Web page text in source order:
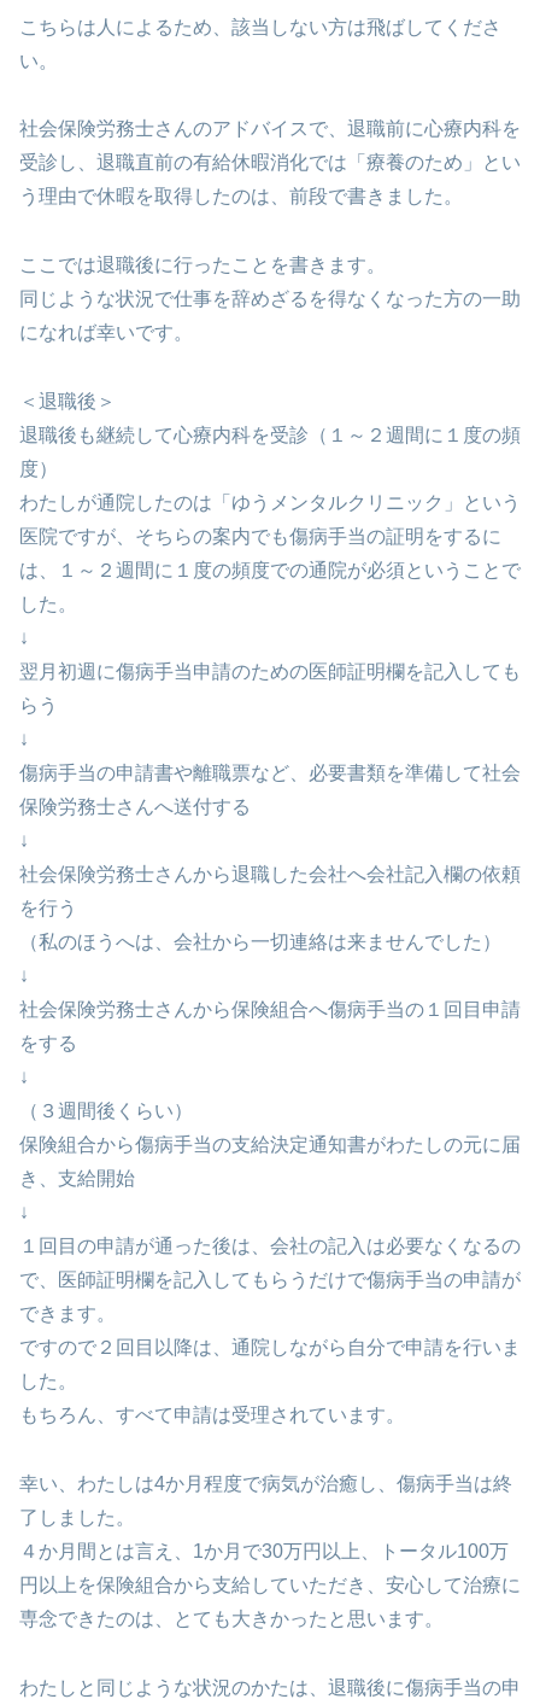
こちらは人によるため、該当しない方は飛ばしてくださ
い。
社会保険労務士さんのアドバイスで、退職前に心療内科を
受診し、退職直前の有給休暇消化では「療養のため」とい
う理由で休暇を取得したのは、前段で書きました。
ここでは退職後に行ったことを書きます。
同じような状況で仕事を辞めざるを得なくなった方の一助
になれば幸いです。
＜退職後＞
退職後も継続して心療内科を受診（１～２週間に１度の頻
度）
わたしが通院したのは「ゆうメンタルクリニック」という
医院ですが、そちらの案内でも傷病手当の証明をするに
は、１～２週間に１度の頻度での通院が必須ということで
した。
↓
翌月初週に傷病手当申請のための医師証明欄を記入しても
らう
↓
傷病手当の申請書や離職票など、必要書類を準備して社会
保険労務士さんへ送付する
↓
社会保険労務士さんから退職した会社へ会社記入欄の依頼
を行う
（私のほうへは、会社から一切連絡は来ませんでした）
↓
社会保険労務士さんから保険組合へ傷病手当の１回目申請
をする
↓
（３週間後くらい）
保険組合から傷病手当の支給決定通知書がわたしの元に届
き、支給開始
↓
１回目の申請が通った後は、会社の記入は必要なくなるの
で、医師証明欄を記入してもらうだけで傷病手当の申請が
できます。
ですので２回目以降は、通院しながら自分で申請を行いま
した。
もちろん、すべて申請は受理されています。
幸い、わたしは4か月程度で病気が治癒し、傷病手当は終
了しました。
４か月間とは言え、1か月で30万円以上、トータル100万
円以上を保険組合から支給していただき、安心して治療に
専念できたのは、とても大きかったと思います。
わたしと同じような状況のかたは、退職後に傷病手当の申